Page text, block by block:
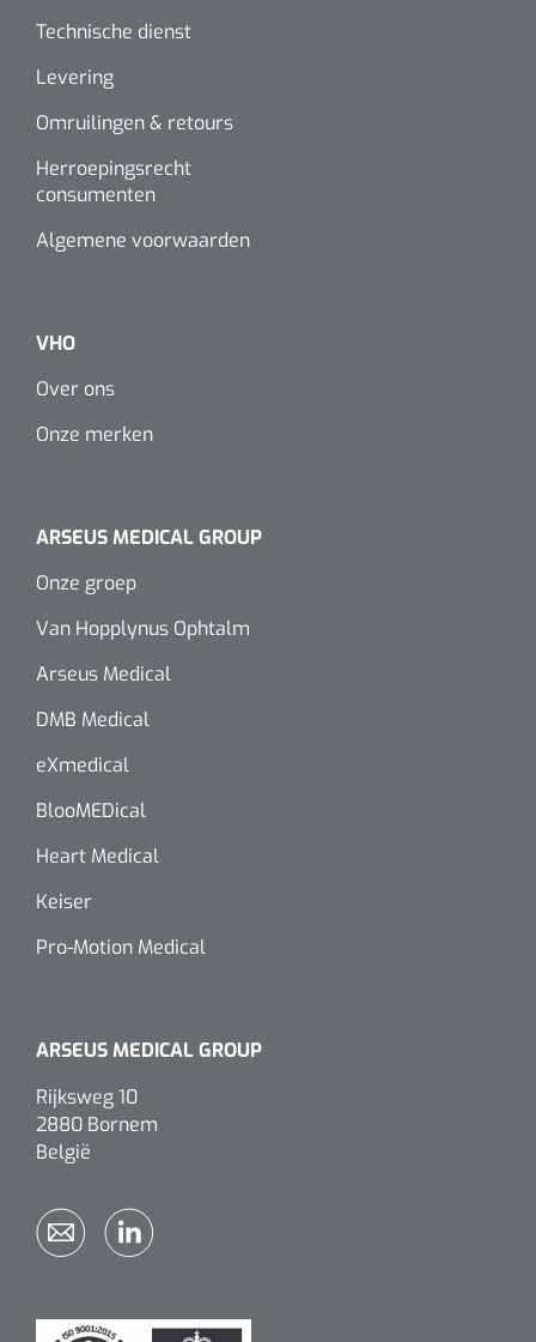
Technische dienst
Levering
Omruilingen & retours
Herroepingsrecht
consumenten
Algemene voorwaarden
VHO
Over ons
Onze merken
ARSEUS MEDICAL GROUP
Onze groep
Van Hopplynus Ophtalm
Arseus Medical
DMB Medical
eXmedical
BlooMEDical
Heart Medical
Keiser
Pro-Motion Medical
ARSEUS MEDICAL GROUP
Rijksweg 10
2880 Bornem
België